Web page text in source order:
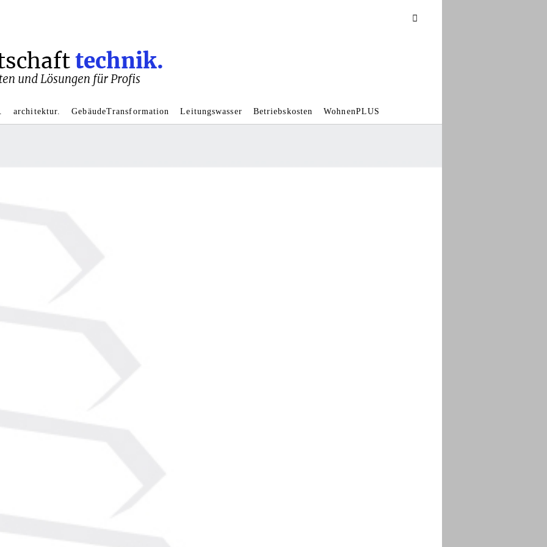
architektur. GebäudeTransformation Leitungswasser Betriebskosten WohnenPLUS